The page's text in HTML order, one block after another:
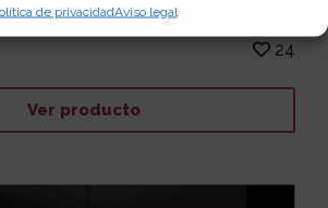
de privacidadAviso legal
en algo único y diverti...
24
Ver producto